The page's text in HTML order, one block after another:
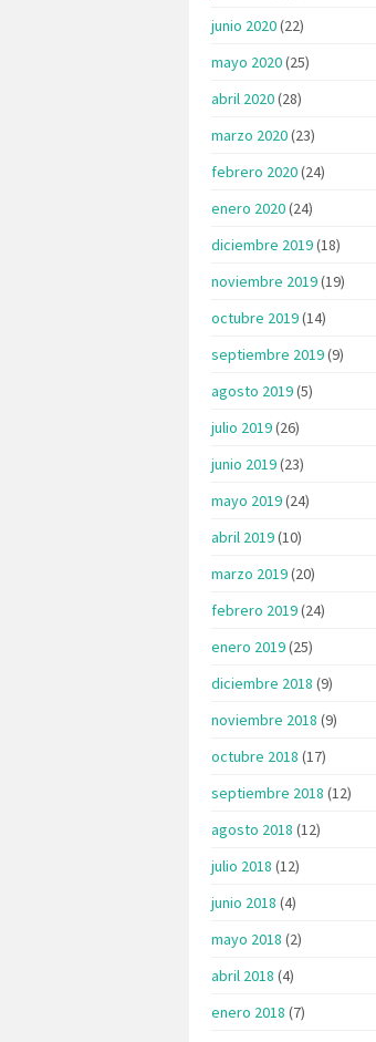
junio 2020(22)
mayo 2020(25)
abril 2020(28)
marzo 2020(23)
febrero 2020(24)
enero 2020(24)
diciembre 2019(18)
noviembre 2019(19)
octubre 2019(14)
septiembre 2019(9)
agosto 2019(5)
julio 2019(26)
junio 2019(23)
mayo 2019(24)
abril 2019(10)
marzo 2019(20)
febrero 2019(24)
enero 2019(25)
diciembre 2018 (9)
noviembre 2018 (9)
octubre 2018 (17)
septiembre 2018 (12)
agosto 2018 (12)
julio 2018 (12)
junio 2018 (4)
mayo 2018 (2)
abril 2018 (4)
enero 2018 (7)